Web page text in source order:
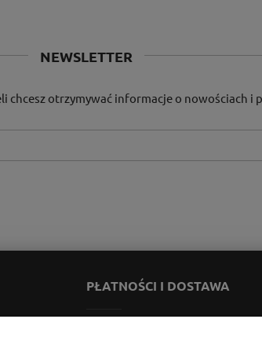
NEWSLETTER
chcesz otrzymywać informacje o nowościach i
PŁATNOŚCI I DOSTAWA